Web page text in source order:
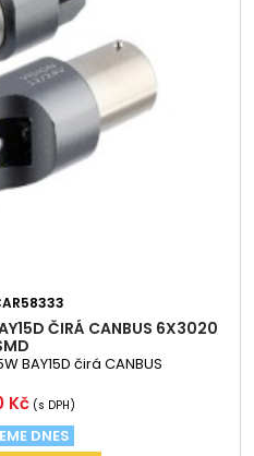
ČIRÁ CANBUS 6X3020
BAY15D čirá CANBUS
Kč (s DPH)
DNES